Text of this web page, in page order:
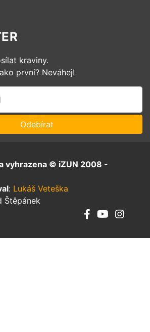
kraviny.
první? Neváhej!
vyhrazena © iZUN 2008 -
: Lukáš Veteška
Štěpánek